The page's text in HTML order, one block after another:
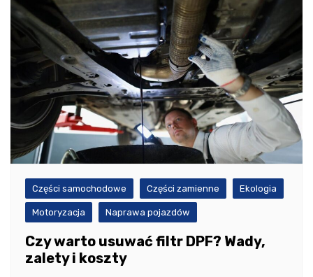
Części samochodowe Części zamienne Ekologia
Motoryzacja Naprawa pojazdów
Czy warto usuwać filtr DPF? Wady,
zalety i koszty